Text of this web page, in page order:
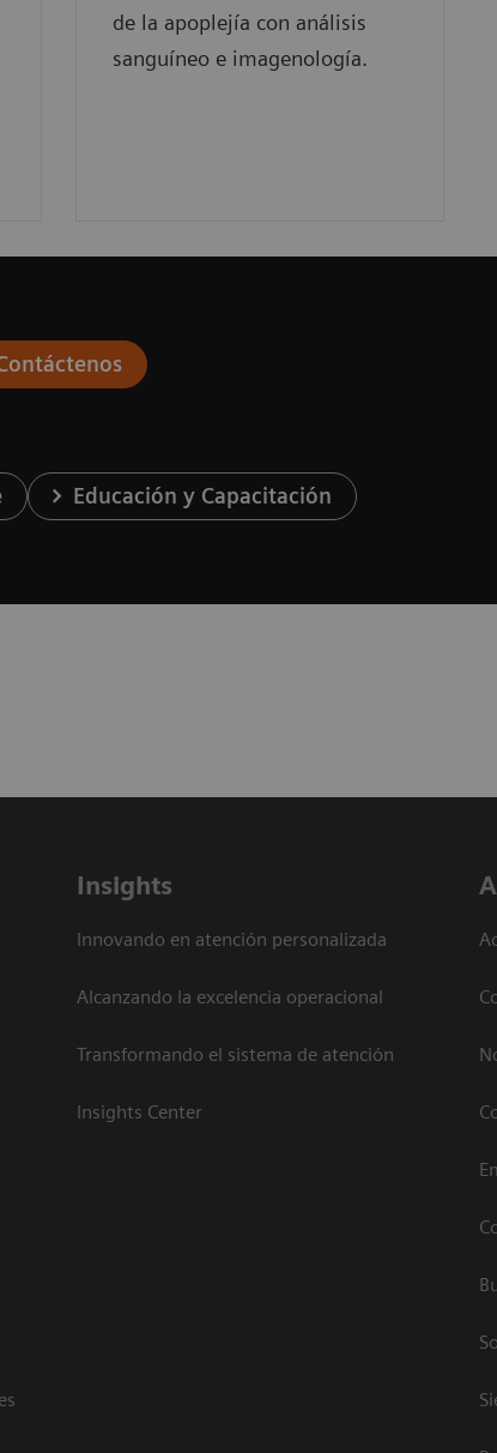
de la apoplejía con análisis
sanguíneo e imagenología.
Educación y Capacitación
Insights
Innovando en atención personalizada
Alcanzando la excelencia operacional
Transformando el sistema de atención
Insights Center